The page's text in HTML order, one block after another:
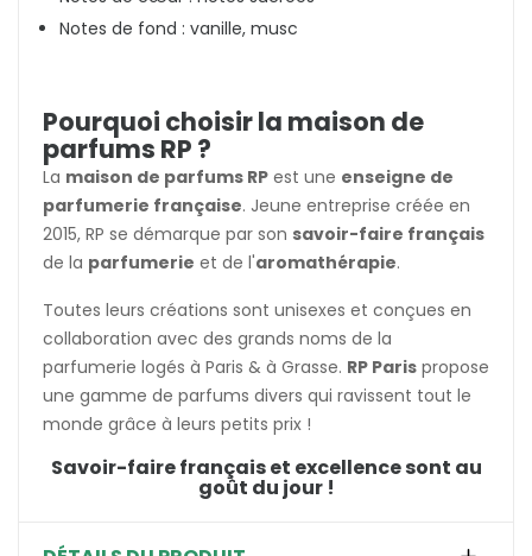
Notes de fond : vanille, musc
Pourquoi choisir la maison de
parfums RP ?
La maison de parfums RP est une enseigne de
parfumerie française. Jeune entreprise créée en
2015, RP se démarque par son savoir-faire français
de la parfumerie et de l'aromathérapie.
Toutes leurs créations sont unisexes et conçues en
collaboration avec des grands noms de la
parfumerie logés à Paris & à Grasse. RP Paris propose
une gamme de parfums divers qui ravissent tout le
monde grâce à leurs petits prix !
Savoir-faire français et excellence sont au
goût du jour !